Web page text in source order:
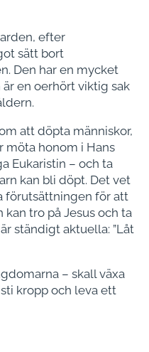
efter
sätt bort
Den har en mycket
en oerhört viktig sak
att döpta människor,
möta honom i Hans
Eukaristin – och ta
kan bli döpt. Det vet
förutsättningen för att
tro på Jesus och ta
ständigt aktuella: ”Låt
– skall växa
kropp och leva ett